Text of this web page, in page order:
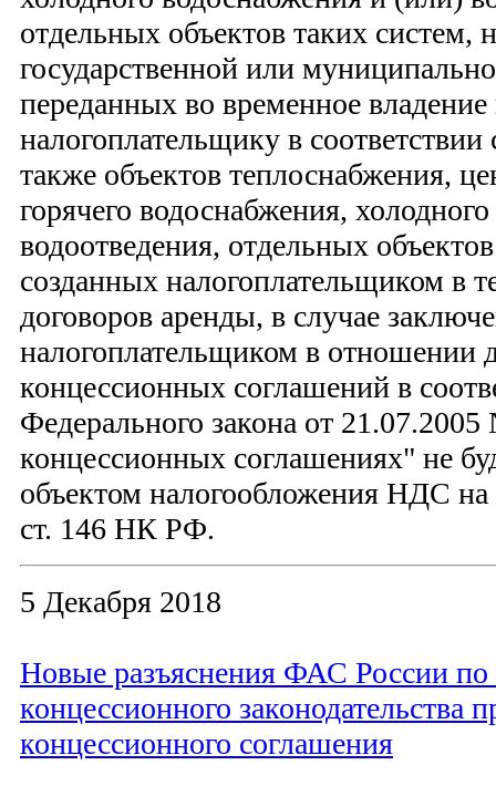
отдельных объектов таких систем,
государственной или
переданных во временное владение
налогоплательщику в
также объектов теплоснабжения,
горячего водоснабжения,
водоотведения, отдельных
созданных налогоплательщиком в
договоров аренды, в случае
налогоплательщиком в отношении
концессионных соглашений в
Федерального закона от
концессионных соглашениях" не
объектом налогообложения НДС
ст. 146 НК РФ.
5 Декабря 2018
Новые разъяснения ФАС России по
концессионного законодательства
концессионного соглашения